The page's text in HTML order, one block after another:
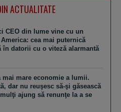
ACTUALITATE
CEO din lume vine cu un
cea mai puternică
datorii cu o viteză alarmantă
mai mare economie a lumii.
dar nu reuşesc să-şi găsească
ajung să renunţe la a se